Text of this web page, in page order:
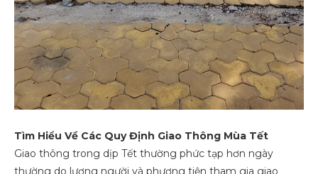
Tìm Hiểu Về Các Quy Định Giao Thông Mùa Tết
Giao thông trong dịp Tết thường phức tạp hơn ngày
thường do lượng người và phương tiện tham gia giao